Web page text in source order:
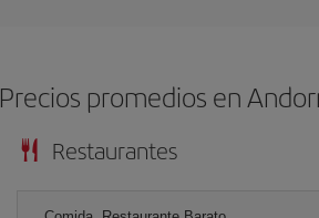
Precios promedios en
Restaurantes